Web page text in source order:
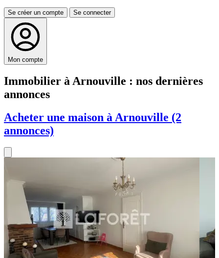
Se créer un compte Se connecter
Mon compte
Immobilier à Arnouville : nos dernières
annonces
Acheter une maison à Arnouville (2
annonces)